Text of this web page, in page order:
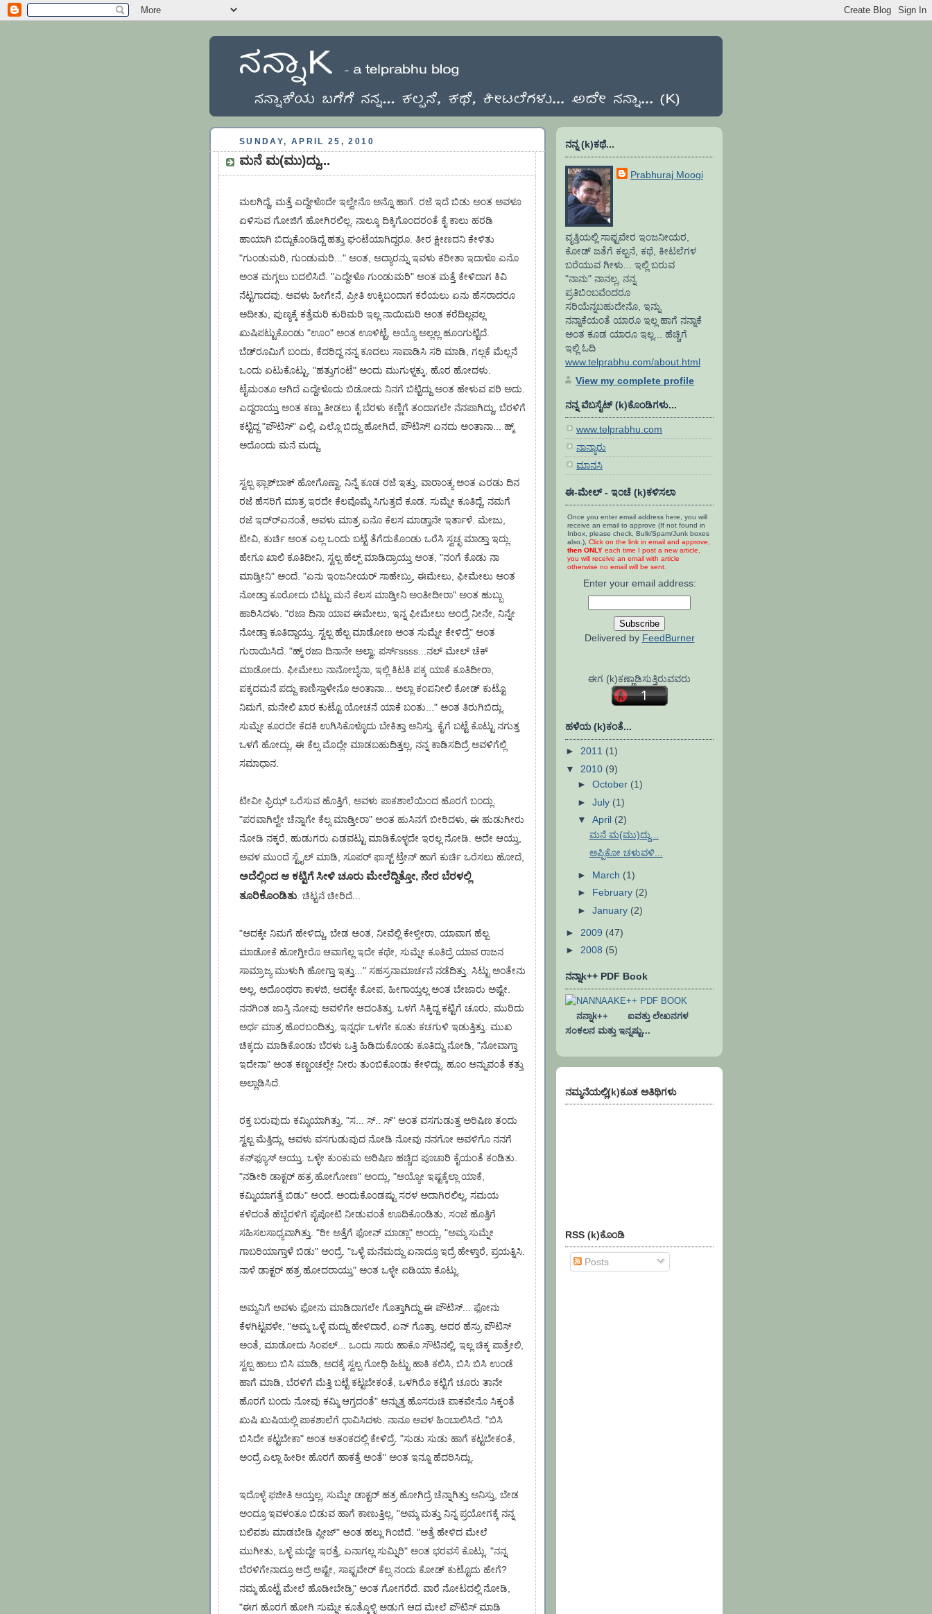
SUNDAY, APRIL 25, 2010
ಮನೆ ಮ(ಮು)ದ್ದು...
ಮಲಗಿದ್ದೆ, ಮತ್ತೆ ಏದ್ದೇಳೊದೇ ಇಲ್ವೇನೊ ಅನ್ನೊ ಹಾಗೆ. ರಜೆ ಇದೆ ಬಿಡು ಅಂತ ಅವಳೂ
ಏಳಿಸುವ ಗೋಜಿಗೆ ಹೋಗಿರಲಿಲ್ಲ. ನಾಲ್ಕೂ ದಿಕ್ಕಿಗೊಂದರಂತೆ ಕೈ ಕಾಲು ಹರಡಿ
ಹಾಯಾಗಿ ಬಿದ್ದುಕೊಂಡಿದ್ದೆ ಹತ್ತು ಘಂಟೆಯಾಗಿದ್ದರೂ. ತೀರ ಕ್ಷೀಣದನಿ ಕೇಳಿತು
"ಗುಂಡುಮರಿ, ಗುಂಡುಮರಿ..." ಅಂತ, ಅದ್ಯಾರನ್ನು ಇವಳು ಕರೀತಾ ಇದಾಳೊ ಏನೊ
ಅಂತ ಮಗ್ಗಲು ಬದಲಿಸಿದೆ. "ಎದ್ದೇಳೊ ಗುಂಡುಮರಿ" ಅಂತ ಮತ್ತೆ ಕೇಳಿದಾಗ ಕಿವಿ
ನೆಟ್ಟಗಾದವು. ಅವಳು ಹೀಗೇನೆ, ಪ್ರೀತಿ ಉಕ್ಕಿಬಂದಾಗ ಕರೆಯಲು ಏನು ಹೆಸರಾದರೂ
ಅದೀತು, ಪುಣ್ಯಕ್ಕೆ ಕತ್ತೆಮರಿ ಕುರಿಮರಿ ಇಲ್ಲ ನಾಯಿಮರಿ ಅಂತ ಕರೆದಿಲ್ಲವಲ್ಲ
ಖುಷಿಪಟ್ಟುಕೊಂಡು "ಊಂ" ಅಂತ ಊಳಿಟ್ಟೆ, ಅಯ್ಯೊ ಅಲ್ಲಲ್ಲ ಹೂಂಗುಟ್ಟಿದೆ.
ಬೆಡ್‌ರೂಮಿಗೆ ಬಂದು, ಕೆದರಿದ್ದ ನನ್ನ ಕೂದಲು ಸಾಪಾಡಿಸಿ ಸರಿ ಮಾಡಿ, ಗಲ್ಲಕೆ ಮೆಲ್ಲನೆ
ಒಂದು ಏಟುಕೊಟ್ಟು, "ಹತ್ತುಗಂಟೆ" ಅಂದು ಮುಗುಳ್ನಕ್ಕು, ಹೊರ ಹೋದಳು.
ಟೈಮಂತೂ ಆಗಿದೆ ಎದ್ದೇಳೊದು ಬಿಡೋದು ನಿನಗೆ ಬಿಟ್ಟಿದ್ದು ಅಂತ ಹೇಳುವ ಪರಿ ಅದು.
ಎದ್ದರಾಯ್ತು ಅಂತ ಕಣ್ಣು ತೀಡಲು ಕೈ ಬೆರಳು ಕಣ್ಣಿಗೆ ತಂದಾಗಲೇ ನೆನಪಾಗಿದ್ದು, ಬೆರಳಿಗೆ
ಕಟ್ಟಿದ್ದ "ಪೌಟಿಸ್" ಎಲ್ಲಿ, ಎಲ್ಲೊ ಬಿದ್ದು ಹೋಗಿದೆ, ಪೌಟಿಸ್! ಏನದು ಅಂತಾನಾ... ಹ್ಮ್
ಅದೊಂದು ಮನೆ ಮದ್ದು.
ಸ್ವಲ್ಪ ಫ್ಲಾಶ್‌ಬಾಕ್ ಹೋಗೊಣ್ವಾ, ನಿನ್ನೆ ಕೂಡ ರಜೆ ಇತ್ತು, ವಾರಾಂತ್ಯ ಅಂತ ಎರಡು ದಿನ
ರಜೆ ಹೆಸರಿಗೆ ಮಾತ್ರ ಇರದೇ ಕೆಲವೊಮ್ಮೆ ಸಿಗುತ್ತದೆ ಕೂಡ. ಸುಮ್ನೇ ಕೂತಿದ್ದೆ, ನಮಗೆ
ರಜೆ ಇದ್ರ್‍ಏನಂತೆ, ಅವಳು ಮಾತ್ರ ಏನೊ ಕೆಲಸ ಮಾಡ್ತಾನೇ ಇರ್ತಾಳೆ. ಮೇಜು,
ಟೀವಿ, ಕುರ್ಚಿ ಅಂತ ಎಲ್ಲ ಒಂದು ಬಟ್ಟೆ ತೆಗೆದುಕೊಂಡು ಒರೆಸಿ ಸ್ವಚ್ಛ ಮಾಡ್ತಾ ಇದ್ಲು.
ಹೇಗೂ ಖಾಲಿ ಕೂತಿದೀನಿ, ಸ್ವಲ್ಪ ಹೆಲ್ಪ್ ಮಾಡಿದ್ರಾಯ್ತು ಅಂತ, "ನಂಗೆ ಕೊಡು ನಾ
ಮಾಡ್ತೀನಿ" ಅಂದೆ. "ಏನು ಇಂಜನೀಯರ್ ಸಾಹೇಬ್ರು, ಈಮೇಲು, ಫೀಮೇಲು ಅಂತ
ನೋಡ್ತಾ ಕೂರೋದು ಬಿಟ್ಟು ಮನೆ ಕೆಲಸ ಮಾಡ್ತೀನಿ ಅಂತೀದೀರಾ" ಅಂತ ಹುಬ್ಬು
ಹಾರಿಸಿದಳು. "ರಜಾ ದಿನಾ ಯಾವ ಈಮೇಲು, ಇನ್ನ ಫೀಮೇಲು ಅಂದ್ರೆ ನೀನೇ, ನಿನ್ನೇ
ನೋಡ್ತಾ ಕೂತಿದ್ದಾಯ್ತು. ಸ್ವಲ್ಪ ಹೆಲ್ಪ ಮಾಡೋಣ ಅಂತ ಸುಮ್ನೇ ಕೇಳಿದ್ರೆ" ಅಂತ
ಗುರಾಯಿಸಿದೆ. "ಹ್ಮ್ ರಜಾ ದಿನಾನೇ ಅಲ್ವಾ; ಪರ್ಸ್ssss...ನಲ್ ಮೇಲ್ ಚೆಕ್
ಮಾಡೋದು. ಫೀಮೇಲು ನಾನೋಬ್ಳೆನಾ, ಇಲ್ಲಿ ಕಿಟಕಿ ಪಕ್ಕ ಯಾಕೆ ಕೂತಿದೀರಾ,
ಪಕ್ಕದಮನೆ ಪದ್ದು ಕಾಣಿಸ್ತಾಳೇನೊ ಅಂತಾನಾ... ಅಲ್ಲಾ ಕಂಪನೀಲಿ ಕೋಡ್ ಕುಟ್ಟೊ
ನಿಮಗೆ, ಮನೇಲಿ ಖಾರ ಕುಟ್ಟೊ ಯೋಚನೆ ಯಾಕೆ ಬಂತು..." ಅಂತ ತಿರುಗಿಬಿದ್ಲು.
ಸುಮ್ನೇ ಕೂರದೇ ಕೆದಕಿ ಉಗಿಸಿಕೊಳ್ಳೊದು ಬೇಕಿತ್ತಾ ಅನಿಸ್ತು. ಕೈಗೆ ಬಟ್ಟೆ ಕೊಟ್ಟು ನಗುತ್ತ
ಒಳಗೆ ಹೋದ್ಲು, ಈ ಕೆಲ್ಸ ಮೊದ್ಲೇ ಮಾಡಬಹುದಿತ್ತಲ್ಲ, ನನ್ನ ಕಾಡಿಸದಿದ್ರೆ ಅವಳಿಗೆಲ್ಲಿ
ಸಮಾಧಾನ.
ಟೀವೀ ಫ್ರಿಝ್ ಒರೆಸುವ ಹೊತ್ತಿಗೆ, ಅವಳು ಪಾಕಶಾಲೆಯಿಂದ ಹೊರಗೆ ಬಂದ್ಲು.
"ಪರವಾಗಿಲ್ವೇ ಚೆನ್ನಾಗೇ ಕೆಲ್ಸ ಮಾಡ್ತೀರಾ" ಅಂತ ಹುಸಿನಗೆ ಬೀರಿದಳು, ಈ ಹುಡುಗೀರು
ನೋಡಿ ನಕ್ಕರೆ, ಹುಡುಗರು ಎಡವಟ್ಟು ಮಾಡಿಕೊಳ್ಳದೇ ಇರಲ್ಲ ನೋಡಿ. ಅದೇ ಆಯ್ತು,
ಅವಳ ಮುಂದೆ ಸ್ಟೈಲ್ ಮಾಡಿ, ಸೂಪರ್ ಫಾಸ್ಟ್ ಟ್ರೇನ್ ಹಾಗೆ ಕುರ್ಚಿ ಒರೆಸಲು ಹೋದೆ,
ಅದೆಲ್ಲಿಂದ ಆ ಕಟ್ಟಿಗೆ ಸೀಳಿ ಚೂರು ಮೇಲೆದ್ದಿತ್ತೋ, ನೇರ ಬೆರಳಲ್ಲಿ
ತೂರಿಕೊಂಡಿತು . ಚಿಟ್ಟನೆ ಚೀರಿದೆ...
"ಅದಕ್ಕೇ ನಿಮಗೆ ಹೇಳಿದ್ದು, ಬೇಡ ಅಂತ, ನೀವೆಲ್ಲಿ ಕೇಳ್ತೀರಾ, ಯಾವಾಗ ಹೆಲ್ಪ
ಮಾಡೋಕೆ ಹೋಗ್ತೀರೊ ಆವಾಗೆಲ್ಲ ಇದೇ ಕಥೇ, ಸುಮ್ನೇ ಕೂತಿದ್ರೆ ಯಾವ ರಾಜನ
ಸಾಮ್ರಾಜ್ಯ ಮುಳುಗಿ ಹೋಗ್ತಾ ಇತ್ತು..." ಸಹಸ್ರನಾಮಾರ್ಚನೆ ನಡೆದಿತ್ತು. ಸಿಟ್ಟು ಅಂತೇನು
ಅಲ್ಲ, ಅದೊಂಥರಾ ಕಾಳಜಿ, ಅದಕ್ಕೇ ಕೋಪ, ಹೀಗಾಯ್ತಲ್ಲ ಅಂತ ಬೇಜಾರು ಅಷ್ಟೇ.
ನನಗಿಂತ ಜಾಸ್ತಿ ನೋವು ಅವಳಿಗೇ ಆದಂತಿತ್ತು. ಒಳಗೆ ಸಿಕ್ಕಿದ್ದ ಕಟ್ಟಿಗೆ ಚೂರು, ಮುರಿದು
ಅರ್ಧ ಮಾತ್ರ ಹೊರಬಂದಿತ್ತು, ಇನ್ನರ್ಧ ಒಳಗೇ ಕೂತು ಕಚಗುಳಿ ಇಡುತ್ತಿತ್ತು. ಮುಖ
ಚಿಕ್ಕದು ಮಾಡಿಕೊಂಡು ಬೆರಳು ಒತ್ತಿ ಹಿಡಿದುಕೊಂಡು ಕೂತಿದ್ದು ನೋಡಿ, "ನೋವಾಗ್ತಾ
ಇದೇನಾ" ಅಂತ ಕಣ್ಣಂಚಲ್ಲೇ ನೀರು ತುಂಬಿಕೊಂಡು ಕೇಳಿದ್ಲು. ಹೂಂ ಅನ್ನುವಂತೆ ಕತ್ತು
ಅಲ್ಲಾಡಿಸಿದೆ.
ರಕ್ತ ಬರುವುದು ಕಮ್ಮಿಯಾಗಿತ್ತು, "ಸ... ಸ್.. ಸ್" ಅಂತ ವಸಗುಡುತ್ತ ಅರಿಷಿಣ ತಂದು
ಸ್ವಲ್ಪ ಮೆತ್ತಿದ್ಲು. ಅವಳು ವಸಗುಡುವುದ ನೋಡಿ ನೋವು ನನಗೋ ಅವಳಿಗೊ ನನಗೆ
ಕನ್‌ಫ್ಯೂಸ್ ಆಯ್ತು. ಒಳ್ಳೇ ಕುಂಕುಮ ಅರಿಷಿಣ ಹಚ್ಚಿದ ಪೂಚಾರಿ ಕೈಯಂತೆ ಕಂಡಿತು.
"ನಡೀರಿ ಡಾಕ್ಟರ್ ಹತ್ರ ಹೋಗೋಣ" ಅಂದ್ಲು, "ಅಯ್ಯೋ ಇಷ್ಟಕ್ಕೆಲ್ಲಾ ಯಾಕೆ,
ಕಮ್ಮಿಯಾಗತ್ತೆ ಬಿಡು" ಅಂದೆ. ಅಂದುಕೊಂಡಷ್ಟು ಸರಳ ಅದಾಗಿರಲಿಲ್ಲ, ಸಮಯ
ಕಳೆದಂತೆ ಹೆಬ್ಬೆರಳಿಗೆ ಪೈಪೋಟಿ ನೀಡುವಂತೆ ಊದಿಕೊಂಡಿತು, ಸಂಜೆ ಹೊತ್ತಿಗೆ
ಸಹಿಸಲಸಾಧ್ಯವಾಗಿತ್ತು. "ರೀ ಅತ್ತೆಗೆ ಫೋನ್ ಮಾಡ್ಲಾ" ಅಂದ್ಲು, "ಅಮ್ಮ ಸುಮ್ನೇ
ಗಾಬರಿಯಾಗ್ತಾಳೆ ಬಿಡು" ಅಂದ್ರೆ. "ಒಳ್ಳೆ ಮನೆಮದ್ದು ಏನಾದ್ರೂ ಇದ್ರೆ ಹೇಳ್ತಾರೆ, ಪ್ರಯತ್ನಿಸಿ.
ನಾಳೆ ಡಾಕ್ಟರ್ ಹತ್ರ ಹೋದರಾಯ್ತು" ಅಂತ ಒಳ್ಳೇ ಐಡಿಯಾ ಕೊಟ್ಲು.
ಅಮ್ಮನಿಗೆ ಅವಳು ಫೋನು ಮಾಡಿದಾಗಲೇ ಗೊತ್ತಾಗಿದ್ದು ಈ ಪೌಟಿಸ್... ಫೋನು
ಕೆಳಗಿಟ್ಟವಳೇ, "ಅಮ್ಮ ಒಳ್ಳೆ ಮದ್ದು ಹೇಳಿದಾರೆ, ಏನ್ ಗೊತ್ತಾ, ಅದರ ಹೆಸ್ರು ಪೌಟಿಸ್
ಅಂತೆ, ಮಾಡೋದು ಸಿಂಪಲ್... ಒಂದು ಸಾರು ಹಾಕೊ ಸೌಟಿನಲ್ಲಿ, ಇಲ್ಲ ಚಿಕ್ಕ ಪಾತ್ರೇಲಿ,
ಸ್ವಲ್ಪ ಹಾಲು ಬಿಸಿ ಮಾಡಿ, ಅದಕ್ಕೆ ಸ್ವಲ್ಪ ಗೋಧಿ ಹಿಟ್ಟು ಹಾಕಿ ಕಲಿಸಿ, ಬಿಸಿ ಬಿಸಿ ಉಂಡೆ
ಹಾಗೆ ಮಾಡಿ, ಬೆರಳಿಗೆ ಮೆತ್ತಿ ಬಟ್ಟೆ ಕಟ್ಟಬೇಕಂತೆ, ಒಳಗಿರೊ ಕಟ್ಟಿಗೆ ಚೂರು ತಾನೇ
ಹೊರಗೆ ಬಂದು ನೋವು ಕಮ್ಮಿ ಆಗ್ತದಂತೆ" ಅನ್ನುತ್ತ ಹೊಸರುಚಿ ಪಾಕವೇನೊ ಸಿಕ್ಕಂತೆ
ಖುಷಿ ಖುಷಿಯಲ್ಲಿ ಪಾಕಶಾಲೆಗೆ ಧಾವಿಸಿದಳು. ನಾನೂ ಅವಳ ಹಿಂಬಾಲಿಸಿದೆ. "ಬಿಸಿ
ಬಿಸಿದೇ ಕಟ್ಟಬೇಕಾ" ಅಂತ ಆತಂಕದಲ್ಲಿ ಕೇಳಿದ್ರೆ. "ಸುಡು ಸುಡು ಹಾಗೆ ಕಟ್ಟಬೇಕಂತೆ,
ಅಂದ್ರೆ ಎಲ್ಲಾ ಹೀರೀ ಹೊರಗೆ ಹಾಕತ್ತೆ ಅಂತೆ" ಅಂತ ಇನ್ನೂ ಹೆದರಿಸಿದ್ಲು.
ಇದೊಳ್ಳೆ ಫಜೀತಿ ಆಯ್ತಲ್ಲ, ಸುಮ್ನೇ ಡಾಕ್ಟರ್ ಹತ್ರ ಹೋಗಿದ್ರೆ ಚೆನ್ನಾಗಿತ್ತು ಅನಿಸ್ತು, ಬೇಡ
ಅಂದ್ರೂ ಇವಳಂತೂ ಬಿಡುವ ಹಾಗೆ ಕಾಣುತ್ತಿಲ್ಲ, "ಅಮ್ಮ ಮತ್ತು ನಿನ್ನ ಪ್ರಯೋಗಕ್ಕೆ ನನ್ನ
ಬಲಿಪಶು ಮಾಡಬೇಡಿ ಪ್ಲೀಜ್" ಅಂತ ಹಲ್ಲು ಗಿಂಜಿದೆ. "ಅತ್ತೆ ಹೇಳಿದ ಮೇಲೆ
ಮುಗೀತು, ಒಳ್ಳೆ ಮದ್ದೇ ಇರತ್ತೆ, ಏನಾಗಲ್ಲ ಸುಮ್ನಿರಿ" ಅಂತ ಭರವಸೆ ಕೊಟ್ಲು. "ನನ್ನ
ಬೆರಳಿಗೇನಾದ್ರೂ ಆದ್ರೆ ಅಷ್ಟೇ, ಸಾಫ್ಟವೇರ್ ಕೆಲ್ಸ ನಂದು ಕೋಡ್ ಕುಟ್ಟೊದು ಹೇಗೆ?
ನಮ್ಮ ಹೊಟ್ಟೆ ಮೇಲೆ ಹೊಡೀಬೇಡ್ರಿ" ಅಂತ ಗೋಗರೆದೆ. ವಾರೆ ನೋಟದಲ್ಲಿ ನೋಡಿ,
"ಈಗ ಹೊರಗೆ ಹೋಗಿ ಸುಮ್ನೇ ಕೂತ್ಕೊಳ್ಳಿ ಅಡುಗೆ ಆದ ಮೇಲೆ ಪೌಟಿಸ್ ಮಾಡಿ
ನನ್ನ (k)ಕಥೆ...
Prabhuraj Moogi
ವೃತ್ತಿಯಲ್ಲಿ ಸಾಫ್ಟವೇರ ಇಂಜನೀಯರ,
ಕೋಡ್ ಜತೆಗೆ ಕಲ್ಪನೆ, ಕಥೆ, ಕೀಟಲೆಗಳ
ಬರೆಯುವ ಗೀಳು... ಇಲ್ಲಿ ಬರುವ
"ನಾನು" ನಾನಲ್ಲ, ನನ್ನ
ಪ್ರತಿಬಿಂಬವೆಂದರೂ
ಸರಿಯೆನ್ನಬಹುದೇನೊ, ಇನ್ನು
ನನ್ನಾಕೆಯಂತೆ ಯಾರೂ ಇಲ್ಲ ಹಾಗೆ ನನ್ನಾಕೆ
ಅಂತ ಕೂಡ ಯಾರೂ ಇಲ್ಲ... ಹೆಚ್ಚಿಗೆ
ಇಲ್ಲಿ ಓದಿ
www.telprabhu.com/about.html
View my complete profile
ನನ್ನ ವೆಬಸೈಟ್ (k)ಕೊಂಡಿಗಳು...
www.telprabhu.com
ನಾನ್ಯಾರು
ಮಾನಸಿ
ಈ-ಮೇಲ್ - ಇಂಚೆ (k)ಕಳಿಸಲಾ
Once you enter email address here, you will
receive an email to approve (If not found in
Inbox, please check, Bulk/Spam/Junk boxes
also.), Click on the link in email and approve,
then ONLY each time I post a new article,
you will receive an email with article
otherwise no email will be sent.
Enter your email address:
Delivered by FeedBurner
ಈಗ (k)ಕಣ್ಣಾಡಿಸುತ್ತಿರುವವರು
ಹಳೆಯ (k)ಕಂತೆ...
► 2011 (1)
▼ 2010 (9)
► October (1)
► July (1)
▼ April (2)
ಮನೆ ಮ(ಮು)ದ್ದು...
ಅಪ್ಪಿಕೋ ಚಳುವಳಿ...
► March (1)
► February (2)
► January (2)
► 2009 (47)
► 2008 (5)
ನನ್ನಾk++ PDF Book
ನನ್ನಾk++ ಐವತ್ತು ಲೇಖನಗಳ
ಸಂಕಲನ ಮತ್ತು ಇನ್ನಷ್ಟು...
ನಮ್ಮನೆಯಲ್ಲಿ(k)ಕೂತ ಅತಿಥಿಗಳು
RSS (k)ಕೊಂಡಿ
Posts